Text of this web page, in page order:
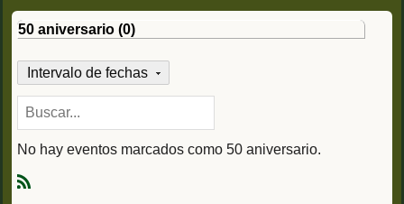
50 aniversario (0)
Intervalo de fechas
No hay eventos marcados como 50 aniversario.